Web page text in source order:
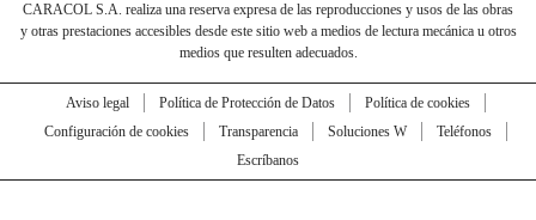
CARACOL S.A. realiza una reserva expresa de las reproducciones y usos de las obras
y otras prestaciones accesibles desde este sitio web a medios de lectura mecánica u otros
medios que resulten adecuados.
Aviso legal Política de Protección de Datos
Política de cookies
Configuración de cookies
Transparencia Soluciones W
Teléfonos
Escríbanos